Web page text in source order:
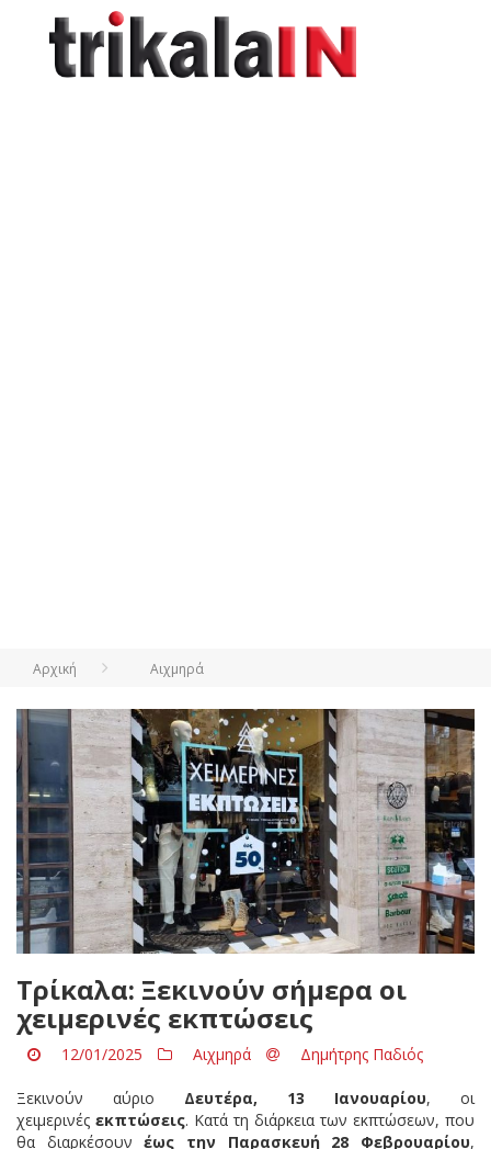
Αρχική Αιχμηρά
Tρίκαλα: Ξεκινούν σήμερα οι
χειμερινές εκπτώσεις
12/01/2025 Αιχμηρά Δημήτρης Παδιός
Ξεκινούν αύριο Δευτέρα, 13 Ιανουαρίου, οι
χειμερινές εκπτώσεις. Κατά τη διάρκεια των εκπτώσεων, που
θα διαρκέσουνέως την Παρασκευή 28 Φεβρουαρίου,